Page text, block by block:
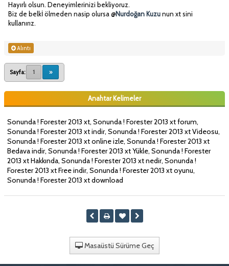
Hayırlı olsun. Deneyimlerinizi bekliyoruz.
Biz de belkİ ölmeden nasip olursa @Nurdoğan Kuzunun xt sini
kullanırız.
Alıntı
Sayfa: 1 »
Anahtar Kelimeler
Sonunda ! Forester 2013 xt, Sonunda ! Forester 2013 xt forum,
Sonunda ! Forester 2013 xt indir, Sonunda ! Forester 2013 xt Videosu,
Sonunda ! Forester 2013 xt online izle, Sonunda ! Forester 2013 xt
Bedava indir, Sonunda ! Forester 2013 xt Yükle, Sonunda ! Forester
2013 xt Hakkında, Sonunda ! Forester 2013 xt nedir, Sonunda !
Forester 2013 xt Free indir, Sonunda ! Forester 2013 xt oyunu,
Sonunda ! Forester 2013 xt download
Masaüstü Sürüme Geç